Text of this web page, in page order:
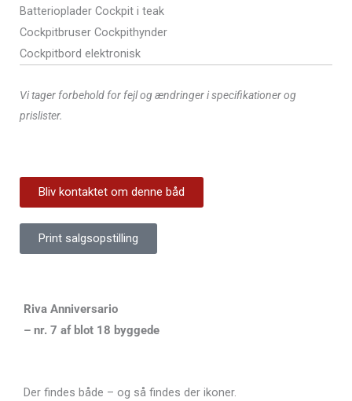
Batterioplader Cockpit i teak
Cockpitbruser Cockpithynder
Cockpitbord elektronisk
Vi tager forbehold for fejl og ændringer i specifikationer og
prislister.
Bliv kontaktet om denne båd
Print salgsopstilling
Riva Anniversario
– nr. 7 af blot 18 byggede
Der findes både – og så findes der ikoner.